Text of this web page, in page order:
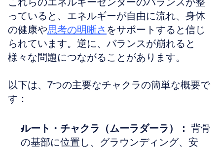
っていると、エネルギーが自由に流れ、身体
の健康や思考の明晰さ をサポートすると信じ
られています。逆に、バランスが崩れると
様々な問題につながることがあります。
以下は、7つの主要なチャクラの簡単な概要で
す：
ルート・チャクラ（ムーラダーラ）： 背骨
の基部に位置し、グラウンディング、安